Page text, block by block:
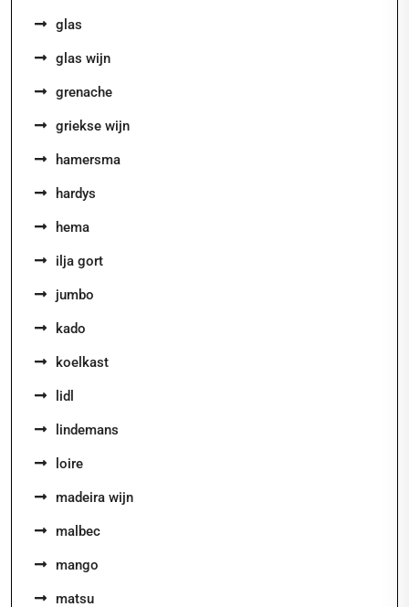
glas
glas wijn
grenache
griekse wijn
hamersma
hardys
hema
ilja gort
jumbo
kado
koelkast
lidl
lindemans
loire
madeira wijn
malbec
mango
matsu